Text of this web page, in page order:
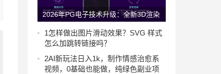
2026年PG电子技术升级：全新3D渲染
引擎带来的沉浸式打击感
1怎样做出图片滑动效果？SVG 样式
怎么加跳转链接吗？
2AI新玩法日入1k，制作情感治愈系
视频，0基础也能做，纯绿色副业项